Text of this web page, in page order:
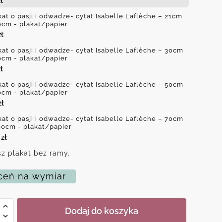
o pasji i odwadze- cytat Isabelle Laflèche – 21cm
- plakat/papier
o pasji i odwadze- cytat Isabelle Laflèche – 30cm
- plakat/papier
o pasji i odwadze- cytat Isabelle Laflèche – 50cm
- plakat/papier
o pasji i odwadze- cytat Isabelle Laflèche – 70cm
- plakat/papier
zł
plakat bez ramy.
na wymiar
Dodaj do koszyka